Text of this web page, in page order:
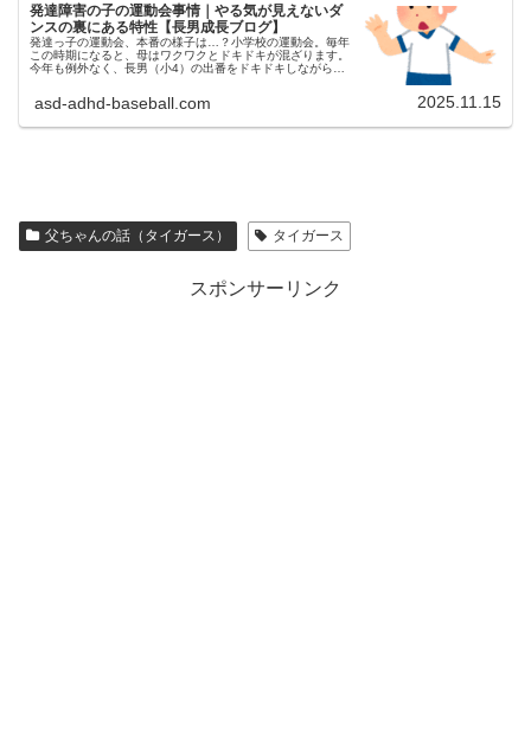
発達障害の子の運動会事情｜やる気が見えないダ
ンスの裏にある特性【長男成長ブログ】
発達っ子の運動会、本番の様子は…？小学校の運動会。毎年
この時期になると、母はワクワクとドキドキが混ざります。
今年も例外なく、長男（小4）の出番をドキドキしながら見
asd-adhd-baseball.com 2025.11.15
父ちゃんの話（タイガース） タイガース
スポンサーリンク